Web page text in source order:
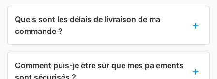
Quels sont les délais de livraison de ma
commande ?
Comment puis-je être sûr que mes paiements